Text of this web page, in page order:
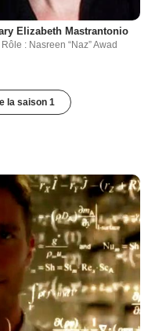
Elizabeth Mastrantonio
Rôle : Nasreen “Naz” Awad
la saison 1